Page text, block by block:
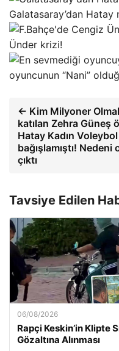
Galatasaray’dan
Ünder krizi!
oyuncunun “Nani”
← Kim Milyoner
katılan Zehra Güneş
Hatay Kadın Voleybol
bağışlamıştı! Nedeni
çıktı
Tavsiye Edilen
06/08/2026
Rapçi Keskin’in Klipte
Gözaltına Alınması